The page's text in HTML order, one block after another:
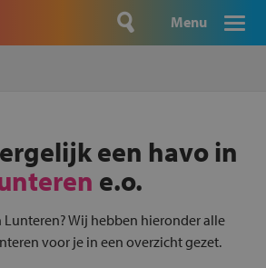
Menu
een havo in
e.o.
Lunteren? Wij hebben hieronder alle
voor je in een overzicht gezet.